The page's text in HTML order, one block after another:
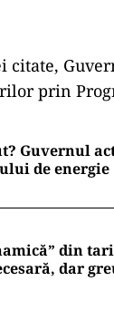
citate,
prin
Guvernul
de energie
din
dar